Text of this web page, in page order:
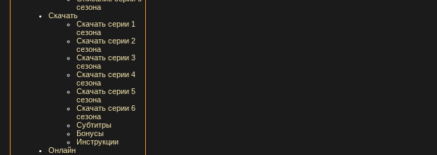
сезона
Скачать
Скачать серии 1
сезона
Скачать серии 2
сезона
Скачать серии 3
сезона
Скачать серии 4
сезона
Скачать серии 5
сезона
Скачать серии 6
сезона
Субтитры
Бонусы
Инструкции
Онлайн